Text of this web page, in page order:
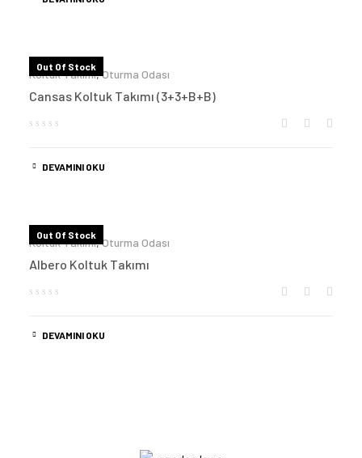
Out Of Stock
Koltuk Takımı,Oturma Odası
Cansas Koltuk Takımı (3+3+B+B)
DEVAMINI OKU
Out Of Stock
Koltuk Takımı,Oturma Odası
Albero Koltuk Takımı
DEVAMINI OKU